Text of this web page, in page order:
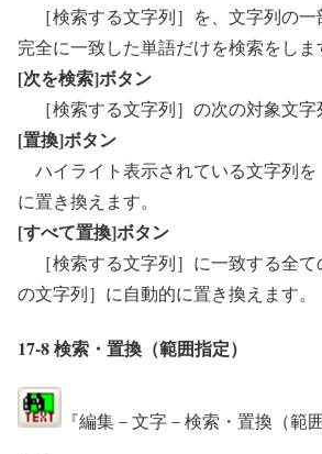
［検索する文字列］を、文字列の一
完全に一致した単語だけを検索をしま
[次を検索]ボタン
［検索する文字列］の次の対象文字
[置換]ボタン
ハイライト表示されている文字列を
に置き換えます。
[すべて置換]ボタン
［検索する文字列］に一致する全て
の文字列］に自動的に置き換えます。
17-8 検索・置換（範囲指定）
『編集－文字－検索・置換（範